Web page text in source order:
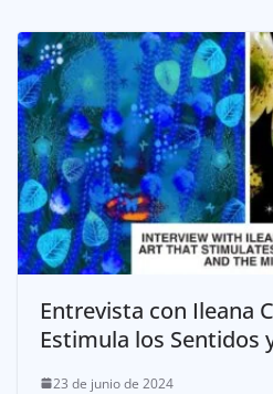
Entrevista con Ileana
Estimula los Sentidos
23 de junio de 2024